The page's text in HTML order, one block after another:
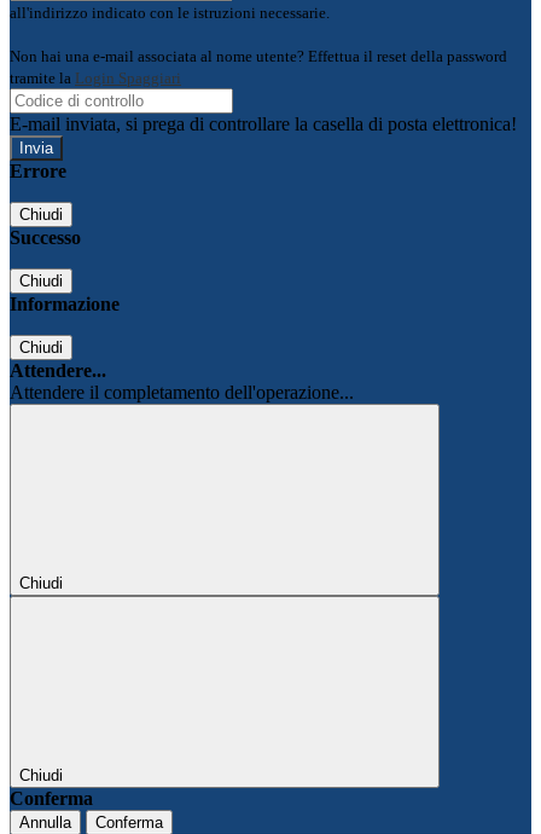
all'indirizzo indicato con le istruzioni necessarie.
Non hai una e-mail associata al nome utente? Effettua il reset della password
tramite la Login Spaggiari
E-mail inviata, si prega di controllare la casella di posta elettronica!
Errore
Chiudi
Successo
Chiudi
Informazione
Chiudi
Attendere...
Attendere il completamento dell'operazione...
Chiudi
Chiudi
Conferma
Annulla Conferma